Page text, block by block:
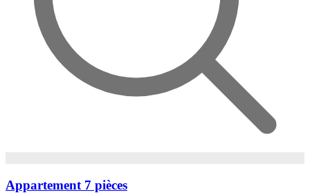
Appartement 7 pièces